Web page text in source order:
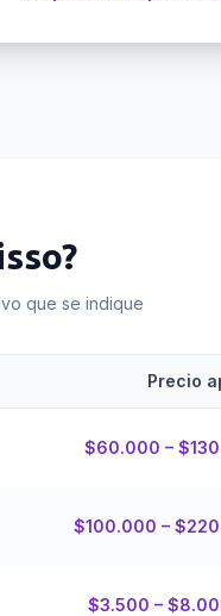
?
que se indique
Precio
$60.000 –
$100.000 –
$3.500 –